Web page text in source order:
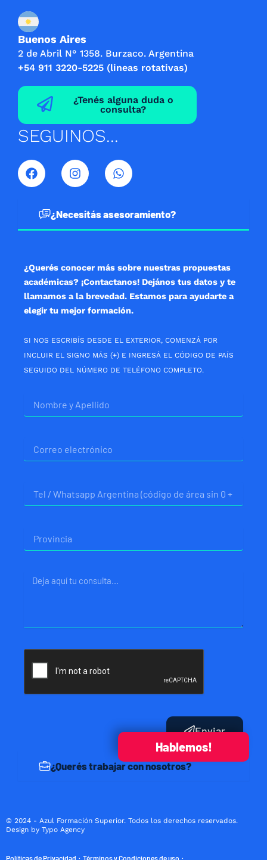
Hablemos!
Buenos Aires
2 de Abril N° 1358. Burzaco. Argentina
+54 911 3220-5225 (lineas rotativas)
¿Tenés alguna duda o
consulta?
SEGUINOS...
F
a
c
I
n
s
a
W
h
a
s
¿Necesitás asesoramiento?
¿Querés trabajar con nosotros?
¿Querés conocer más sobre nuestras propuestas
académicas? ¡Contactanos! Dejános tus datos y te
llamamos a la brevedad. Estamos para ayudarte a
elegir tu mejor formación.
SI NOS ESCRIBÍS DESDE EL EXTERIOR, COMENZÁ POR
INCLUIR EL SIGNO MÁS (+) E INGRESÁ EL CÓDIGO DE PAÍS
SEGUIDO DEL NÚMERO DE TELÉFONO COMPLETO.
electrónico
Mensaje
Enviar
© 2024 - Azul Formación Superior. Todos los derechos reservados.
Design by Typo Agency
Políticas de Privacidad Términos y Condiciones de uso